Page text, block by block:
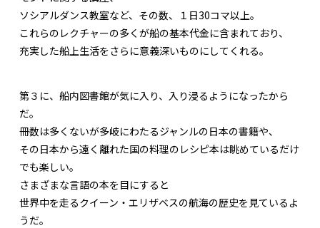
ソシアルダンス教室など、その数、１日30コマ以上。
これらのレクチャーの多くが船の基本代金に含まれており、
充実した船上生活をさらに意義深いものにしてくれる。
第３に、船内図書館が気に入り、入り浸るようになったから
だ。
冊数は多くないが多岐にわたるジャンルの日本の書籍や、
その日本から遠く離れた国の料理のレシピ本は眺めているだけ
でも楽しい。
さまざまな言語の本を目にすると
世界中を走るクイーン・エリザベスの航海の歴史を見ているよ
うだ。